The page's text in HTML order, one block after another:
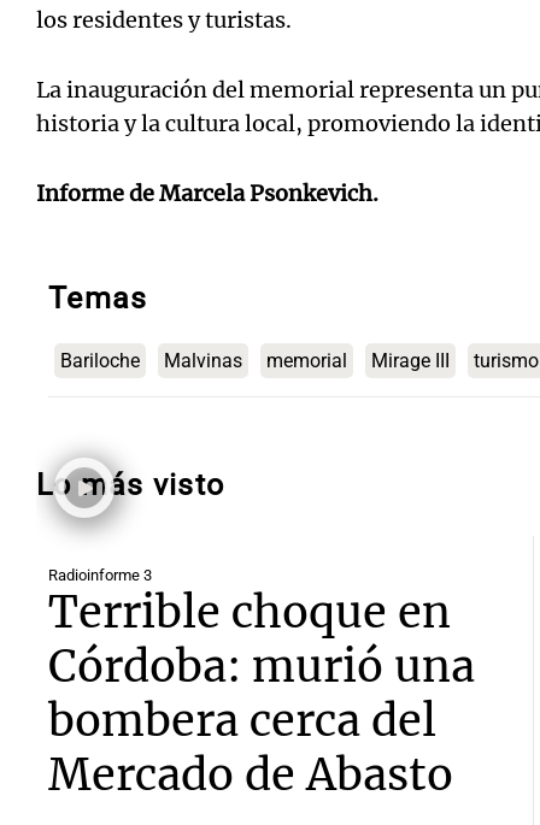
los residentes y turistas.
La inauguración del memorial representa un
historia y la cultura local, promoviendo la
Informe de Marcela Psonkevich.
Temas
Bariloche Malvinas memorial Mirage III turismo
Lo más visto
Radioinforme 3
Terrible choque en
Córdoba: murió una
bombera cerca del
Mercado de Abasto